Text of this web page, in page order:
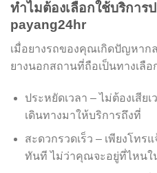
ทำไมต้องเลือกใช้บริการ
payang24hr
เมื่อยางรถของคุณเกิดปัญหาก
ยางนอกสถานที่ถือเป็นทางเลือ
ประหยัดเวลา – ไม่ต้องเสีย
เดินทางมาให้บริการถึงที่
สะดวกรวดเร็ว – เพียงโทร
ทันที ไม่ว่าคุณจะอยู่ที่ไหนใ